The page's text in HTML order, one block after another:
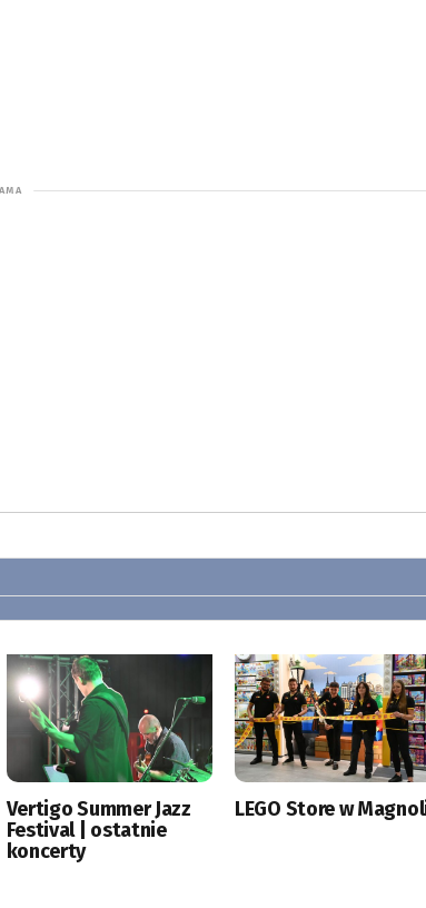
Vertigo Summer Jazz
Festival | ostatnie
koncerty
LEGO Store w